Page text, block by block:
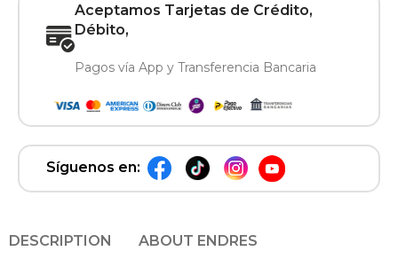
Aceptamos Tarjetas de Crédito,
Débito,
Pagos vía App y Transferencia Bancaria
Síguenos en:
DESCRIPTION ABOUT ENDRES